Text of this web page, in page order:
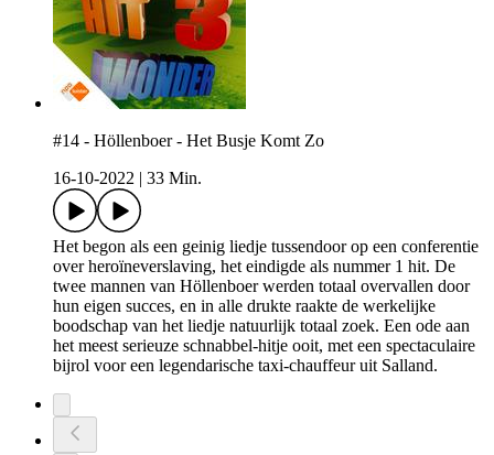
#14 - Höllenboer - Het Busje Komt Zo
16-10-2022
33 Min.
Het begon als een geinig liedje tussendoor op een conferentie
over heroïneverslaving, het eindigde als nummer 1 hit. De
twee mannen van Höllenboer werden totaal overvallen door
hun eigen succes, en in alle drukte raakte de werkelijke
boodschap van het liedje natuurlijk totaal zoek. Een ode aan
het meest serieuze schnabbel-hitje ooit, met een spectaculaire
bijrol voor een legendarische taxi-chauffeur uit Salland.